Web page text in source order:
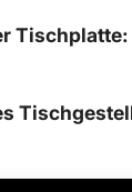
Tischplatte: